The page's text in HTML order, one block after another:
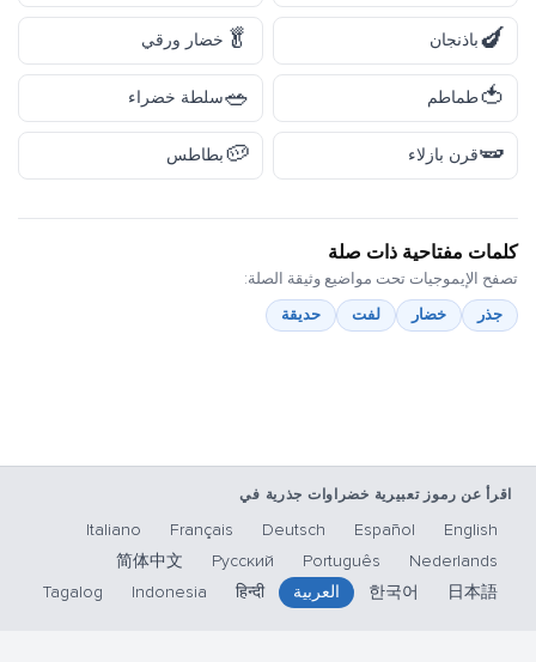
🍆باذنجان 🥬 خضار ورقي
🍅طماطم 🥗سلطة خضراء
🫛قرن بازلاء 🥔بطاطس
كلمات مفتاحية ذات صلة
تصفح الإيموجيات تحت مواضيع وثيقة الصلة:
جذر
خضار لفت حديقة
اقرأ عن رموز تعبيرية خضراوات جذرية في
English
Español
Deutsch
Français
Italiano
Nederlands
Português
Русский
简体中文
日本語
한국어 العربية हिन्दी
Indonesia
Tagalog